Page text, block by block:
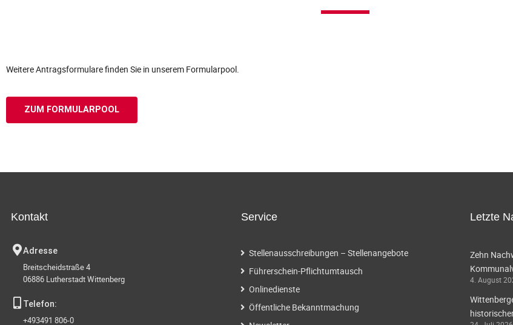
Weitere Antragsformulare finden Sie in unserem Formularpool.
ZUM FORMULARPOOL
Kontakt
Adresse
Breitscheidstraße 4
06886 Lutherstadt Wittenberg
Telefon:
+493491 806-0
Service
Stellenausschreibungen – Stellenangebote
Führerschein-Pflichtumtausch
Onlinedienste
Öffentliche Bekanntmachung
Letzte
Zehn
4. August